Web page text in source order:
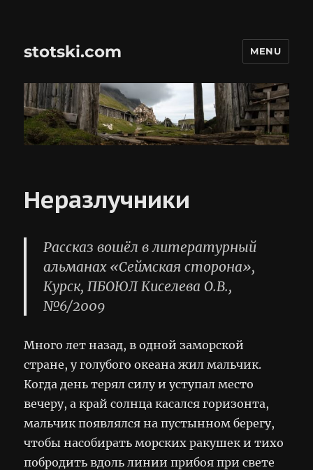
stotski.com MENU
Неразлучники
Рассказ вошёл в литературный
альманах «Сеймская сторона»,
Курск, ПБОЮЛ Киселева О.В.,
№6/2009
Много лет назад, в одной заморской
стране, у голубого океана жил мальчик.
Когда день терял силу и уступал место
вечеру, а край солнца касался горизонта,
мальчик появлялся на пустынном берегу,
чтобы насобирать морских ракушек и тихо
побродить вдоль линии прибоя при свете